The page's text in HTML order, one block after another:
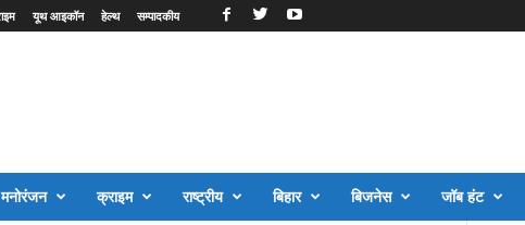
यूथ आइकॉन हेल्थ सम्पादकीय
मनोरंजन क्राइम राष्ट्रीय बिहार बिजनेस जॉब हंट